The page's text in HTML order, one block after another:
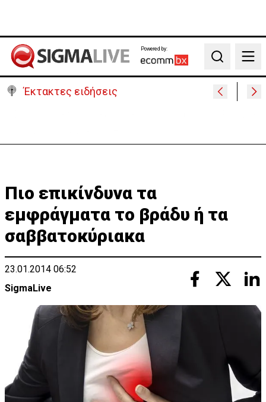
Powered by:
Search
Έκτακτες ειδήσεις
Πιο επικίνδυνα τα
εμφράγματα το βράδυ ή τα
σαββατοκύριακα
23.01.2014 06:52
SigmaLive